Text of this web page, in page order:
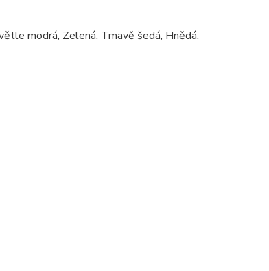
modrá, Zelená, Tmavě šedá, Hnědá,